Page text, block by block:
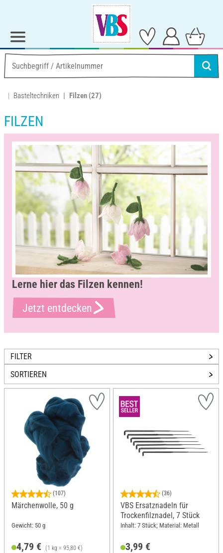
Basteltechniken Filzen (27)
FILZEN
Lerne hier das Filzen kennen!
Jetzt entdecken
FILTER
SORTIEREN
(107)
Märchenwolle, 50 g
Gewicht: 50 g
4,79 € (1 kg = 95,80 €)
(36)
VBS Ersatznadeln für
Trockenfilznadel, 7 Stück
Inhalt: 7 Stück; Material: Metall
3,99 €